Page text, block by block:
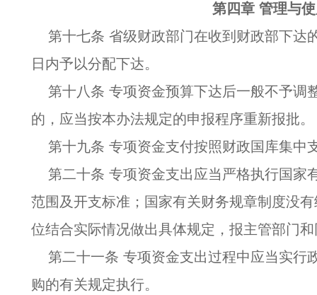
第四章 管理与
第十七条 省级财政部门在收到财政部下达
日内予以分配下达。
第十八条 专项资金预算下达后一般不予调
的，应当按本办法规定的申报程序重新报批。
第十九条 专项资金支付按照财政国库集中
第二十条 专项资金支出应当严格执行国家
范围及开支标准；国家有关财务规章制度没
位结合实际情况做出具体规定，报主管部门
第二十一条 专项资金支出过程中应当实行
购的有关规定执行。